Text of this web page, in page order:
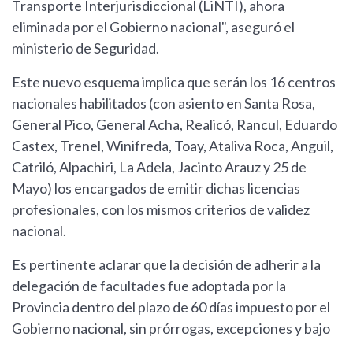
Transporte Interjurisdiccional (LiNTI), ahora
eliminada por el Gobierno nacional", aseguró el
ministerio de Seguridad.
Este nuevo esquema implica que serán los 16 centros
nacionales habilitados (con asiento en Santa Rosa,
General Pico, General Acha, Realicó, Rancul, Eduardo
Castex, Trenel, Winifreda, Toay, Ataliva Roca, Anguil,
Catriló, Alpachiri, La Adela, Jacinto Arauz y 25 de
Mayo) los encargados de emitir dichas licencias
profesionales, con los mismos criterios de validez
nacional.
Es pertinente aclarar que la decisión de adherir a la
delegación de facultades fue adoptada por la
Provincia dentro del plazo de 60 días impuesto por el
Gobierno nacional, sin prórrogas, excepciones y bajo